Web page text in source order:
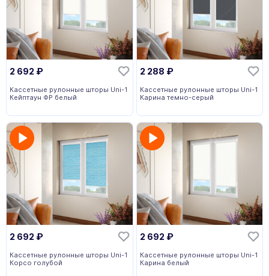
2 692 ₽
Кассетные рулонные шторы Uni-1
Кейптаун ФР белый
2 288 ₽
Кассетные рулонные шторы Uni-1
Карина темно-серый
2 692 ₽
Кассетные рулонные шторы Uni-1
Корсо голубой
2 692 ₽
Кассетные рулонные шторы Uni-1
Карина белый